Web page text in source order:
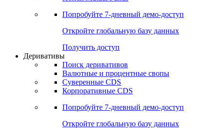
Попробуйте 7-дневный демо-доступ
Откройте глобальную базу данных
Получить доступ
Деривативы
Поиск деривативов
Валютные и процентные свопы
Суверенные CDS
Корпоративные CDS
Попробуйте 7-дневный демо-доступ
Откройте глобальную базу данных